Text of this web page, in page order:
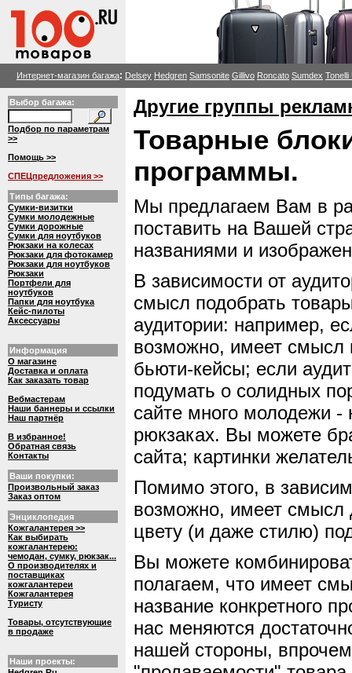
Интернет-магазин багажа: Delsey Hedgren Samsonite Gillivo Roncato Sumdex
Выбор багажа:
Подбор по параметрам
>>
Помощь >>
СПЕЦпредложения >>
Типы багажа:
Сумки-визитки
Сумки молодежные
Сумки дорожные
Сумки для ноутбуков
Рюкзаки на колесах
Рюкзаки для фотокамер
Рюкзаки для ноутбуков
Рюкзаки
Портфели для
ноутбуков
Папки для ноутбука
Кейс-пилоты
Аксессуары
Информация
О магазине
Доставка и оплата
Как заказать товар
Вебмастерам
Наши баннеры и ссылки
Наш партнёр
В избранное!
Обратная связь
Контакты
Ваши покупки:
Произвольный заказ
Заказ оптом
Энциклопедия
Кожгалантерея >>
Как выбирать
кожгалантерею:
чемодан, сумку, рюкзак...
О производителях и
поставщиках
кожгалантереи
Кожгалантерея
Туристу
Товары, отсутствующие
в продаже
Наши проекты:
Другие группы
Товарные
программы.
Мы предлагаем Вам в
поставить на Вашей
названиями и
В зависимости от
смысл подобрать
аудитории: например,
возможно, имеет смысл
бьюти-кейсы; если
подумать о солидных
сайте много молодежи
рюкзаках. Вы можете
сайта; картинки
Помимо этого, в
возможно, имеет смысл
цвету (и даже стилю)
Вы можете
полагаем, что имеет
название конкретного
нас меняются
нашей стороны,